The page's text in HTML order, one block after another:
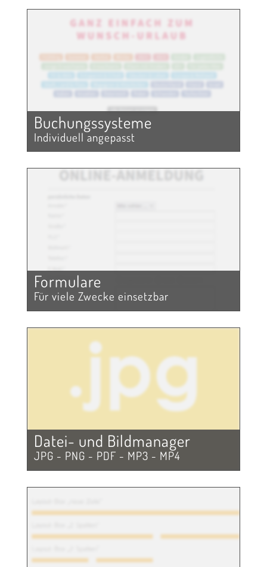
Buchungs­systeme
Individuell angepasst
Formulare
Für viele Zwecke einsetzbar
Datei- und Bildmanager
JPG - PNG - PDF - MP3 - MP4